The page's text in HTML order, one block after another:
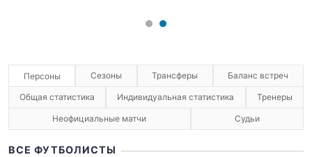
Персоны Сезоны Трансферы Баланс встреч
Общая статистика Индивидуальная статистика Тренеры
Неофициальные матчи Судьи
ВСЕ ФУТБОЛИСТЫ